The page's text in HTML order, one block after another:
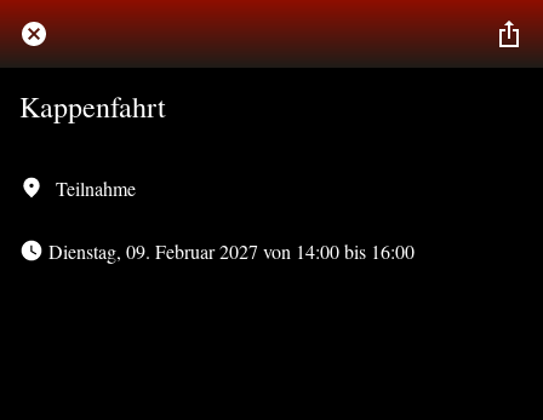
Kappenfahrt
Teilnahme
Dienstag, 09. Februar 2027 von 14:00 bis 16:00